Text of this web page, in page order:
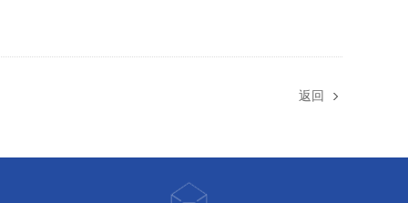
返回